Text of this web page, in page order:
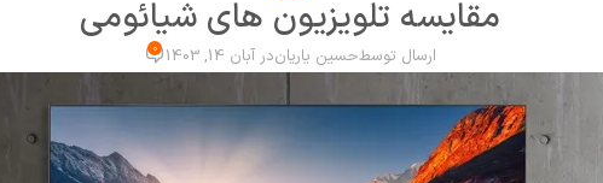
مقایسه تلویزیون های شیائومی
ارسال توسطحسین یاریاندر آبان 14, 1403 0